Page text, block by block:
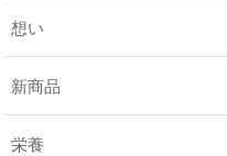
想い
新商品
栄養